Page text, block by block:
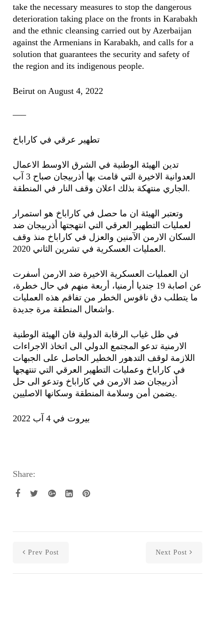
take the necessary measures to stop the dangerous
deterioration taking place on the fronts in Karabakh
and the ethnic cleansing carried out by Azerbaijan
against the Armenians in Karabakh, and calls for a
solution that guarantees the security and safety of
the region and its indigenous people.
Beirut on August 4, 2022
—–
تطهير عرقي في كاراباخ
تدين الهيئة الوطنية في الشرق الاوسط الاعمال
العدوانية الاخيرة التي قامت بها أذربيجان صباح 3 آب
الجاري منتهكة بذلك اعلان وقف النار في المنطقة.
وتعتبر الهيئة ان ما حصل في كاراباخ هو استمرار
لعمليات التطهير العرقي التي انتهجتها أذربيجان ضد
السكان الارمن الآمنين والعزل في كاراباخ منذ وقف
العمليات العسكرية في تشرين الثاني 2020.
ان العمليات العسكرية الاخيرة ضد الارمن أسفرت
عن اصابة 19 جنديا أرمنيا، أربعة منهم في حال خطرة،
ما يتطلب دق ناقوس الخطر من تفاقم هذه العمليات
واشعال المنطقة مرة جديدة.
في ظل غياب الرقابة الدولية فان الهيئة الوطنية
الارمنية تدعو المجتمع الدولي الى اتخاذ الاجراءات
اللازمة لوقف التدهور الخطير الحاصل على الجبهات
في كاراباخ وعمليات التطهير العرقي التي تنتهجها
أذربيجان ضد الارمن في كاراباخ وتدعو الى حل
يضمن أمن وسلامة المنطقة وسكانها الاصليين.
بيروت في 4 آب 2022
Share:
Prev Post Next Post